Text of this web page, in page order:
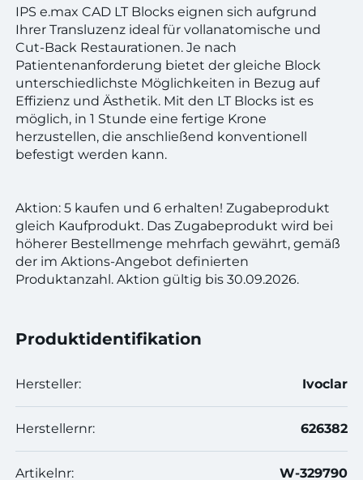
IPS e.max CAD LT Blocks eignen sich aufgrund
Ihrer Transluzenz ideal für vollanatomische und
Cut-Back Restaurationen. Je nach
Patientenanforderung bietet der gleiche Block
unterschiedlichste Möglichkeiten in Bezug auf
Effizienz und Ästhetik. Mit den LT Blocks ist es
möglich, in 1 Stunde eine fertige Krone
herzustellen, die anschließend konventionell
befestigt werden kann.
Aktion: 5 kaufen und 6 erhalten! Zugabeprodukt
gleich Kaufprodukt. Das Zugabeprodukt wird bei
höherer Bestellmenge mehrfach gewährt, gemäß
der im Aktions-Angebot definierten
Produktanzahl. Aktion gültig bis 30.09.2026.
Produktidentifikation
Hersteller: Ivoclar
Herstellernr: 626382
Artikelnr: W-329790